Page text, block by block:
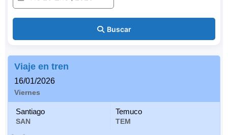
Buscar
Viaje en tren
16/01/2026
Viernes
Santiago
SAN
Temuco
TEM